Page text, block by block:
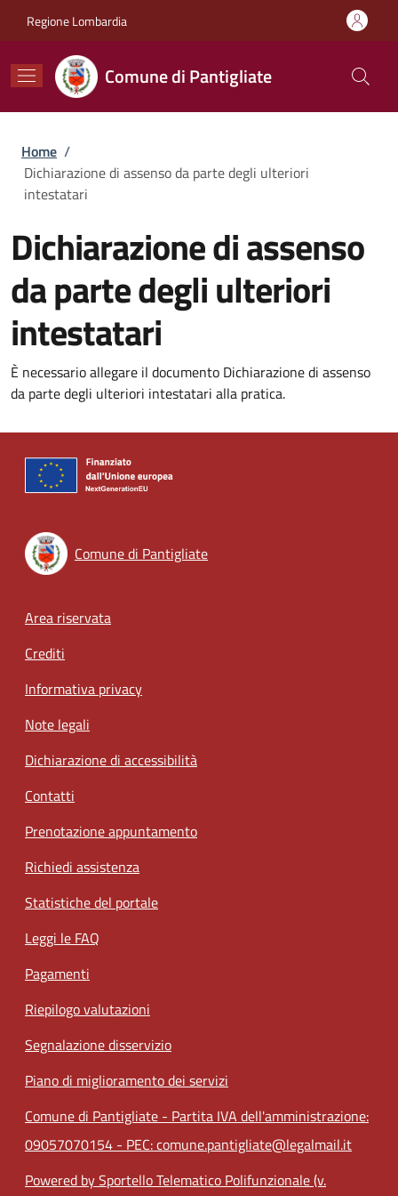
Regione Lombardia
Comune di Pantigliate
Briciole di pane
Home /
Dichiarazione di assenso da parte degli ulteriori
intestatari
Dichiarazione di assenso
da parte degli ulteriori
intestatari
È necessario allegare il documento Dichiarazione di assenso
da parte degli ulteriori intestatari alla pratica.
Comune di Pantigliate
Footer menu
Area riservata
Crediti
Informativa privacy
Note legali
Dichiarazione di accessibilità
Contatti
Prenotazione appuntamento
Richiedi assistenza
Statistiche del portale
Leggi le FAQ
Pagamenti
Riepilogo valutazioni
Segnalazione disservizio
Piano di miglioramento dei servizi
Comune di Pantigliate - Partita IVA dell'amministrazione:
09057070154 - PEC: comune.pantigliate@legalmail.it
Powered by Sportello Telematico Polifunzionale (v.